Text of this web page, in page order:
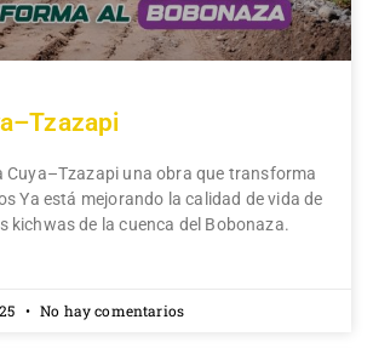
Cuya–Tzazapi una obra que transforma
Ya está mejorando la calidad de vida de
kichwas de la cuenca del Bobonaza.
No hay comentarios